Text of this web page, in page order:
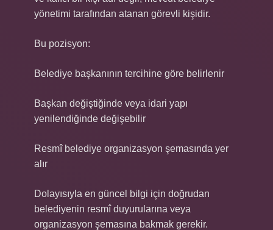
yönetimi tarafından atanan görevli kişidir.
Bu pozisyon:
Belediye başkanının tercihine göre belirlenir
Başkan değiştiğinde veya idari yapı
yenilendiğinde değişebilir
Resmî belediye organizasyon şemasında yer
alır
Dolayısıyla en güncel bilgi için doğrudan
belediyenin resmî duyurularına veya
organizasyon şemasına bakmak gerekir.